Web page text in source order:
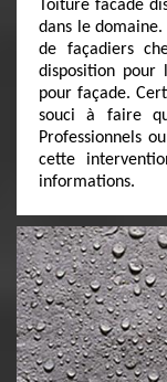
Toiture facade
dans le domaine.
de façadiers
disposition pour
pour façade.
souci à faire
Professionnels
cette
informations.